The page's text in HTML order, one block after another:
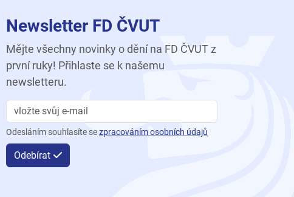
Newsletter FD ČVUT
Mějte všechny novinky o dění na FD ČVUT z
první ruky! Přihlaste se k našemu
newsletteru.
Odesláním souhlasíte sezpracováním osobních údajů
Odebírat